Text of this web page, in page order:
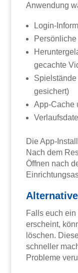
Anwendung
Login-
gecachte
gesichert)
App-Cache
Die App-
Nach dem
Öffnen nach
Falls euch
erscheint,
löschen.
schneller
Probleme